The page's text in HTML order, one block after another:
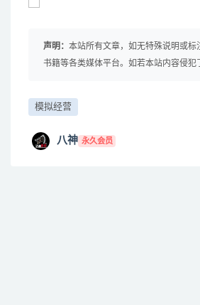
声明： 本站所有文章，如无特殊说明或
书籍等各类媒体平台。如若本站内容侵犯
模拟经营
八神 永久会员